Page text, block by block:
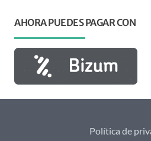
AHORA PUEDES PAGAR CON
Política de